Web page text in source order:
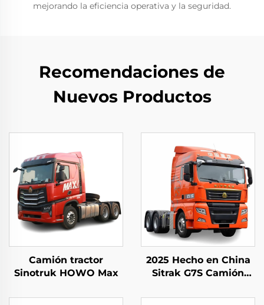
mejorando la eficiencia operativa y la seguridad.
Recomendaciones de
Nuevos Productos
Camión tractor
Sinotruk HOWO Max
2025 Hecho en China
Sitrak G7S Camión
Cabina de Tractor en